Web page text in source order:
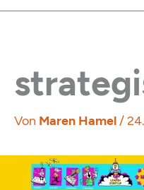
Von Maren Hamel/